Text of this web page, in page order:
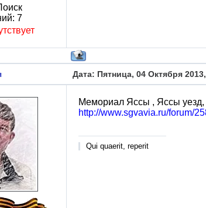
7
Дата: Пятница, 04 Октября
Мемориал Яссы , Яссы
http://www.sgvavia.ru/forum/
Qui quaerit, reperit